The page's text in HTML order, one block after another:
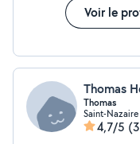
Voir le
Thomas
Thomas
Saint-
4,7/5